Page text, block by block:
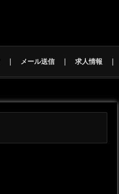
メール送信 求人情報